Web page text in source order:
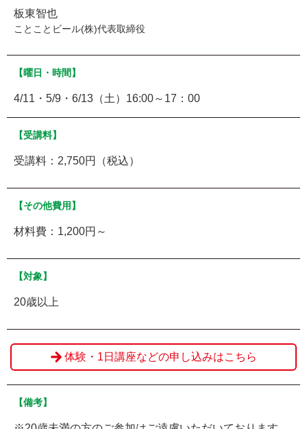
板東智也
ことことビール(株)代表取締役
【曜日・時間】
4/11・5/9・6/13（土）16:00～17：00
【受講料】
受講料：2,750円（税込）
【その他費用】
材料費：1,200円～
【対象】
20歳以上
体験・1日講座などの申し込みはこちら
【備考】